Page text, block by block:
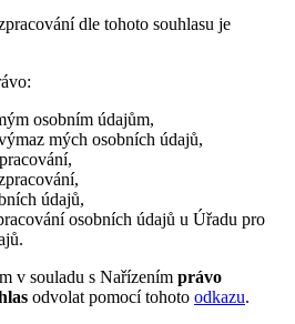
dle tohoto souhlasu je
osobním údajům,
mých osobních údajů,
údajů,
osobních údajů u Úřadu pro
v souladu s Nařízením právo
odvolat pomocí tohoto odkazu.